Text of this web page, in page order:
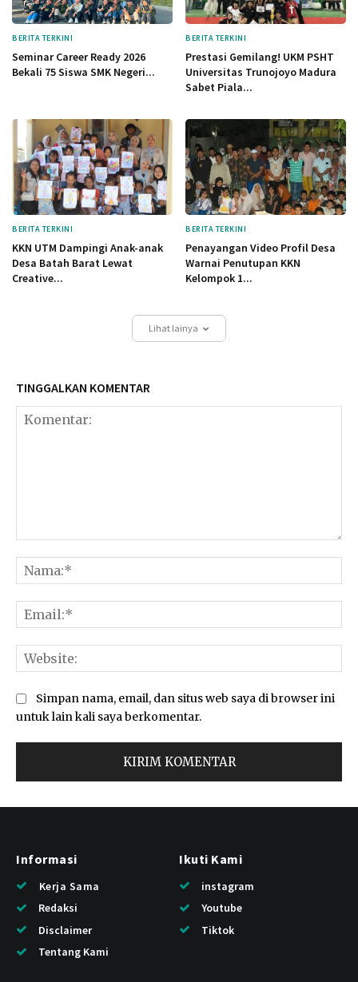
BERITA TERKINI
Seminar Career Ready 2026
Bekali 75 Siswa SMK Negeri...
BERITA TERKINI
Prestasi Gemilang! UKM PSHT
Universitas Trunojoyo Madura
Sabet Piala...
BERITA TERKINI
KKN UTM Dampingi Anak-anak
Desa Batah Barat Lewat
Creative...
BERITA TERKINI
Penayangan Video Profil Desa
Warnai Penutupan KKN
Kelompok 1...
Lihat lainya
TINGGALKAN KOMENTAR
Simpan nama, email, dan situs web saya di browser ini
untuk lain kali saya berkomentar.
Informasi
Kerja Sama
Redaksi
Disclaimer
Tentang Kami
Ikuti Kami
instagram
Youtube
Tiktok